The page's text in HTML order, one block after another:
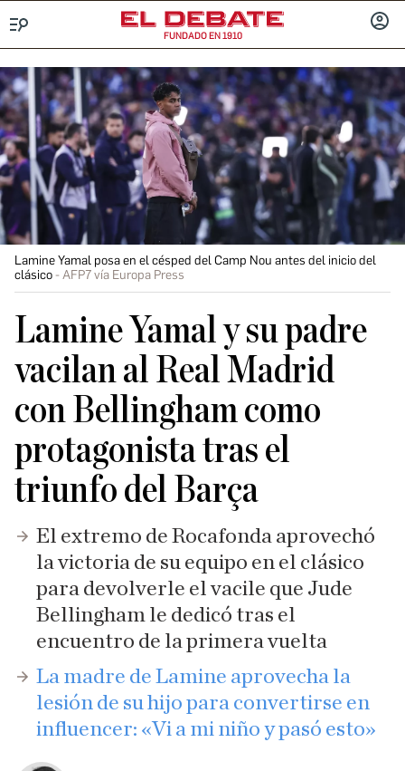
FUNDADO EN 1910
Lamine Yamal posa en el césped del Camp Nou antes del inicio del
clásico
AFP7 vía Europa Press
Lamine Yamal y su padre
vacilan al Real Madrid
con Bellingham como
protagonista tras el
triunfo del Barça
El extremo de Rocafonda aprovechó
la victoria de su equipo en el clásico
para devolverle el vacile que Jude
Bellingham le dedicó tras el
encuentro de la primera vuelta
La madre de Lamine aprovecha la
lesión de su hijo para convertirse en
influencer: «Vi a mi niño y pasó esto»